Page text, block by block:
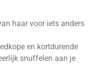
haar voor iets anders
en kortdurende
snuffelen aan je